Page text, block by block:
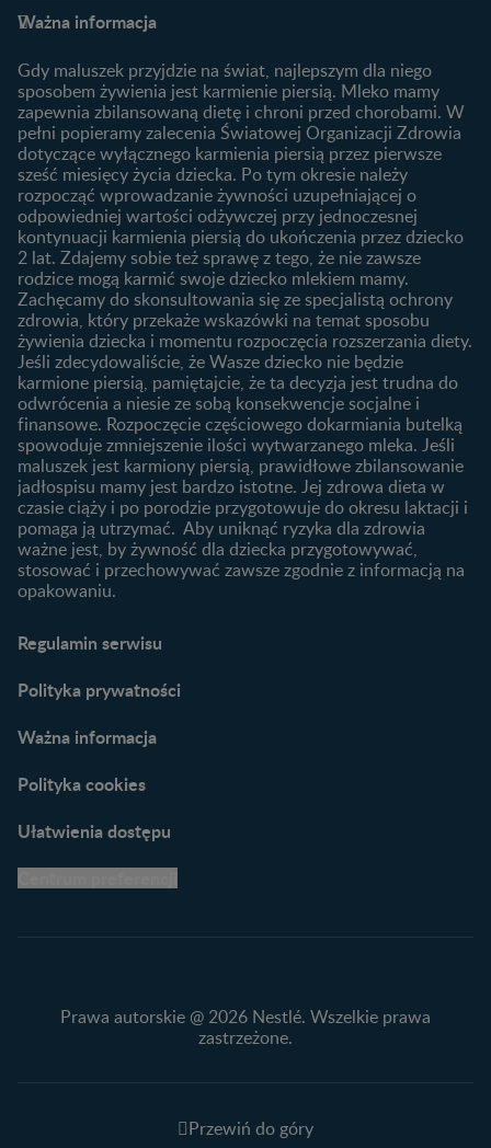
FAQ
Produkty
Wyszukiwarka produktów
Nasze marki
Plamienie implantacyjne –
Jak zaplanować płeć
dziecka?
Jak rozpoznać dni płodne?
Badania przed ciążą
Planowanie urlopu
macierzyńskiego
1. trymestr ciąży
2. trymestr ciąży
3. trymestr ciąży
Rozwój dziecka
Kalendarz rozwoju dziecka
Skoki rozwojowe
Ząbkowanie u niemowląt
Żywienie dziecka
10 sposobów jak poprawić
laktację
Jakie mleko następne
wybrać dla dziecka?
Jak rozszerzać dietę
niemowlaka?
Przydatne materiały dla
rodziców
Poradniki dla rodziców
Karty do zdjęć dla
Maluszka
Materiały do pobrania
Narzędzia dla rodziców
praktyczne wskazówki
Ważna informacja
Gdy maluszek przyjdzie na świat, najlepszym dla niego
sposobem żywienia jest karmienie piersią. Mleko mamy
zapewnia zbilansowaną dietę i chroni przed chorobami. W
pełni popieramy zalecenia Światowej Organizacji Zdrowia
dotyczące wyłącznego karmienia piersią przez pierwsze
sześć miesięcy życia dziecka. Po tym okresie należy
rozpocząć wprowadzanie żywności uzupełniającej o
odpowiedniej wartości odżywczej przy jednoczesnej
kontynuacji karmienia piersią do ukończenia przez dziecko
2 lat. Zdajemy sobie też sprawę z tego, że nie zawsze
rodzice mogą karmić swoje dziecko mlekiem mamy.
Zachęcamy do skonsultowania się ze specjalistą ochrony
zdrowia, który przekaże wskazówki na temat sposobu
żywienia dziecka i momentu rozpoczęcia rozszerzania diety.
Jeśli zdecydowaliście, że Wasze dziecko nie będzie
karmione piersią, pamiętajcie, że ta decyzja jest trudna do
odwrócenia a niesie ze sobą konsekwencje socjalne i
finansowe. Rozpoczęcie częściowego dokarmiania butelką
spowoduje zmniejszenie ilości wytwarzanego mleka. Jeśli
maluszek jest karmiony piersią, prawidłowe zbilansowanie
jadłospisu mamy jest bardzo istotne. Jej zdrowa dieta w
czasie ciąży i po porodzie przygotowuje do okresu laktacji i
pomaga ją utrzymać. Aby uniknąć ryzyka dla zdrowia
ważne jest, by żywność dla dziecka przygotowywać,
stosować i przechowywać zawsze zgodnie z informacją na
opakowaniu.
Regulamin serwisu
Polityka prywatności
Ważna informacja
Polityka cookies
Ułatwienia dostępu
Prawa autorskie @ 2026 Nestlé. Wszelkie prawa
zastrzeżone.
Przewiń do góry